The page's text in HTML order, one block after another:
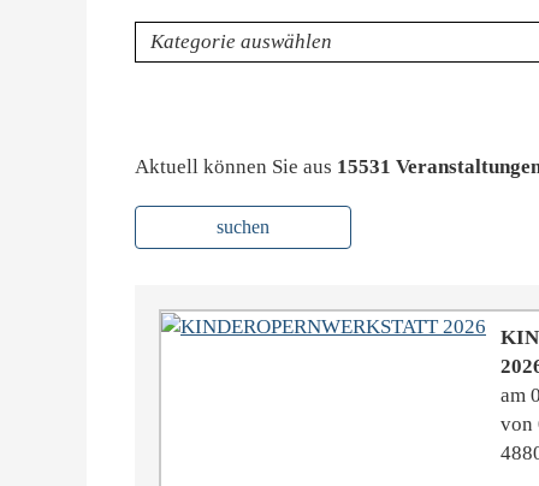
Kategorie
Aktuell können Sie aus 15531
suchen
am
von